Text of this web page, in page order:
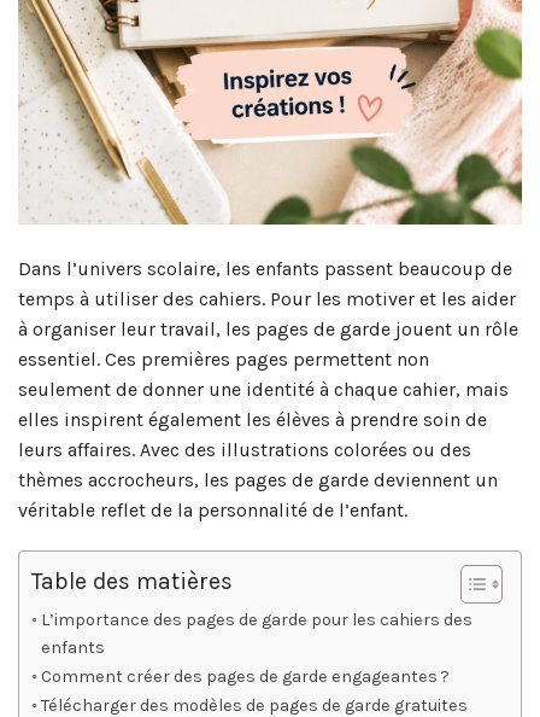
Dans l’univers scolaire, les enfants passent beaucoup de
temps à utiliser des cahiers. Pour les motiver et les aider
à organiser leur travail, les pages de garde jouent un rôle
essentiel. Ces premières pages permettent non
seulement de donner une identité à chaque cahier, mais
elles inspirent également les élèves à prendre soin de
leurs affaires. Avec des illustrations colorées ou des
thèmes accrocheurs, les pages de garde deviennent un
véritable reflet de la personnalité de l’enfant.
Table des matières
L’importance des pages de garde pour les cahiers des
enfants
Comment créer des pages de garde engageantes ?
Télécharger des modèles de pages de garde gratuites